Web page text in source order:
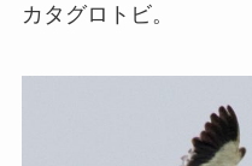
カタグロトビ。